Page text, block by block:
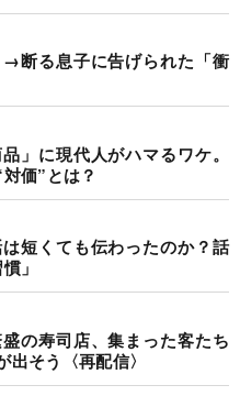
断る息子に告げられた「衝
」に現代人がハマるワケ。
価”とは？
短くても伝わったのか？話
」
の寿司店、集まった客たち
そう〈再配信〉